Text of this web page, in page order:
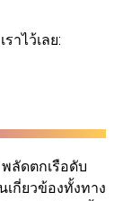
าไว้เลย:
พลัดตกเรือดับ
กี่ยวข้องทั้งทาง